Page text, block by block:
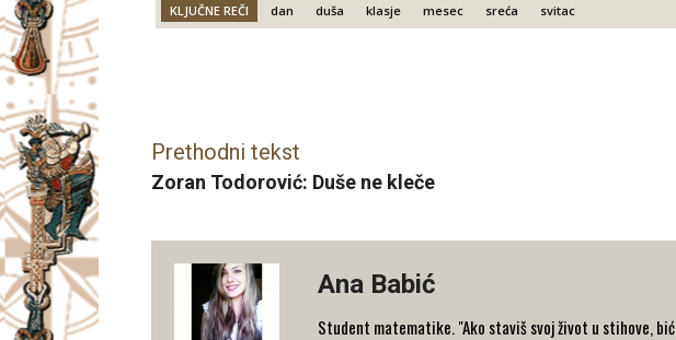
KLJUČNE REČI dan duša klasje mesec sreća svitac
Prethodni tekst
Zoran Todorović: Duše ne kleče
Ana Babić
Student matematike. "Ako staviš svoj život u stihove,